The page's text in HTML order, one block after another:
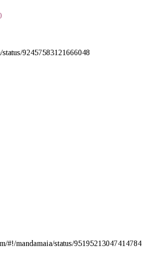
92457583121666048
mandamaia/status/95195213047414784